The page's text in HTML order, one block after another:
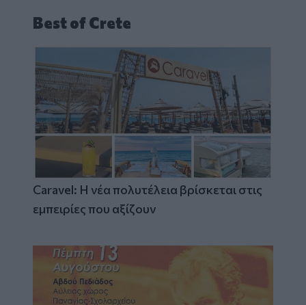
Best of Crete
Caravel: Η νέα πολυτέλεια βρίσκεται στις
εμπειρίες που αξίζουν